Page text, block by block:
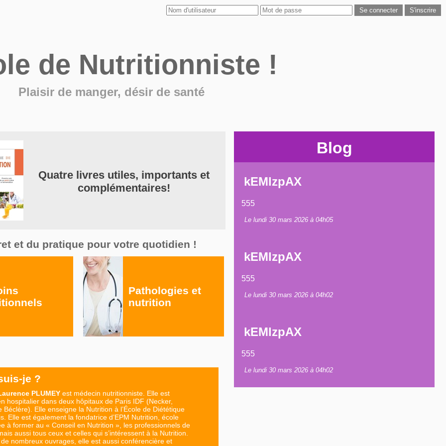
de Nutritionniste !
Plaisir de manger, désir de santé
Quatre livres utiles, importants et
complémentaires!
et du pratique pour votre quotidien !
Pathologies et
nutrition
je ?
PLUMEY est médecin nutritionniste. Elle est
hospitalier dans deux hôpitaux de Paris IDF (Necker,
Béclère). Elle enseigne la Nutrition à l’École de Diététique
Elle est également la fondatrice d’EPM Nutrition, école
à former au « Conseil en Nutrition », les professionnels de
aussi tous ceux et celles qui s’intéressent à la Nutrition.
nombreux ouvrages, elle est aussi conférencière et
Blog
kEMlzpAX
555
Le lundi 30 mars 2026 à 04h05
kEMlzpAX
555
Le lundi 30 mars 2026 à 04h02
kEMlzpAX
555
Le lundi 30 mars 2026 à 04h02